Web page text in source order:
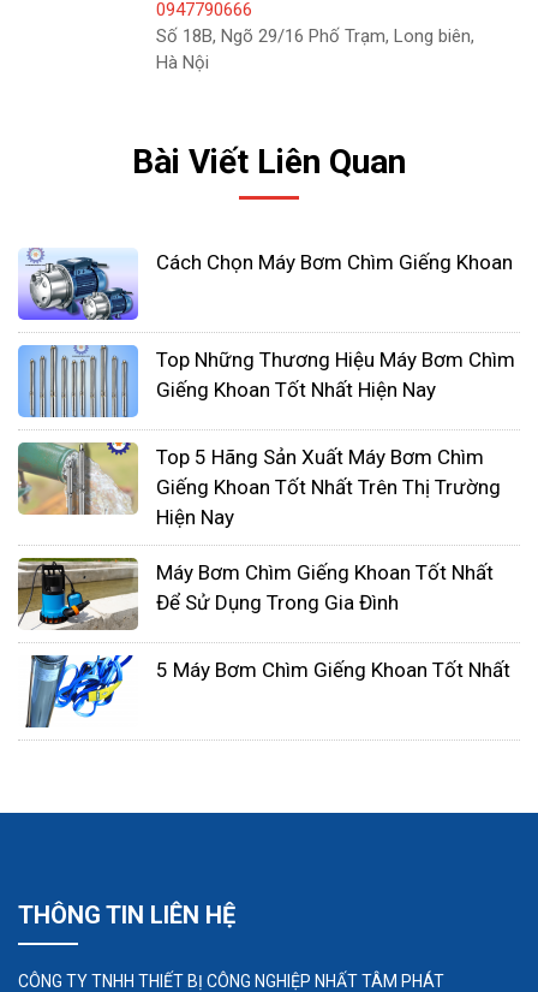
sẽ được làm bằng nhựa. Đối với các ứng dụng ăn
mòn hoặc mài mòn, các máy bơm này cũng có
Ứng dụng máy bơm chìm
Máy bơm chìm được sử dụng trong các ứng dụng
dân dụng, công nghiệp, thủy lợi và thành
0947790666
Số 18B, Ngõ 29/16 Phố Trạm, Long biên,
Hà Nội
Bài Viết Liên Quan
Cách Chọn Máy Bơm Chìm Giếng Khoan
Top Những Thương Hiệu Máy Bơm Chìm
Giếng Khoan Tốt Nhất Hiện Nay
Top 5 Hãng Sản Xuất Máy Bơm Chìm
Giếng Khoan Tốt Nhất Trên Thị Trường
Hiện Nay
Máy Bơm Chìm Giếng Khoan Tốt Nhất
Để Sử Dụng Trong Gia Đình
5 Máy Bơm Chìm Giếng Khoan Tốt Nhất
THÔNG TIN LIÊN HỆ
CÔNG TY TNHH THIẾT BỊ CÔNG NGHIỆP NHẤT TÂM PHÁT